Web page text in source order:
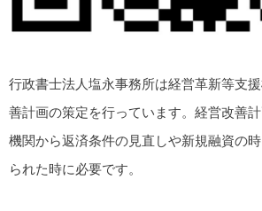
行政書士法人塩永事務所は経営革新等支
善計画の策定を行っています。経営改善
機関から返済条件の見直しや新規融資の
られた時に必要です。